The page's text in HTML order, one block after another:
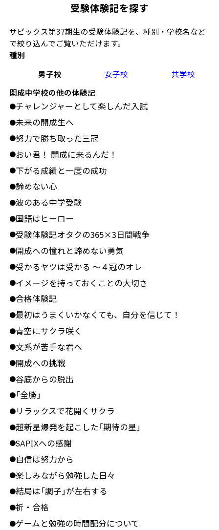
受験体験記を探す
サピックス第37期生の受験体験記を、種別・学校名など
で絞り込んでご覧いただけます。
種別
男子校
女子校
共学校
開成中学校の他の体験記
●チャレンジャーとして楽しんだ入試
●未来の開成生へ
●努力で勝ち取った三冠
●おい君！ 開成に来るんだ！
●下がる成績と一度の成功
●諦めない心
●波のある中学受験
●国語はヒーロー
●受験体験記オタクの365×3日間戦争
●開成への憧れと諦めない勇気
●受かるヤツは受かる ～４冠のオレ
●イメージを持っておくことの大切さ
●合格体験記
●最初はうまくいかなくても、自分を信じて！
●青空にサクラ咲く
●文系が苦手な君へ
●開成への挑戦
●谷底からの脱出
●「全勝」
●リラックスで花開くサクラ
●超新星爆発を起こした「期待の星」
●SAPIXへの感謝
●自信は努力から
●楽しみながら勉強した日々
●結局は「調子」が左右する
●祈・合格
●ゲームと勉強の時間配分について